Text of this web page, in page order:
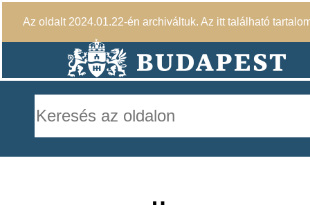
Az oldalt 2024.01.22-én archiváltuk. Az itt található